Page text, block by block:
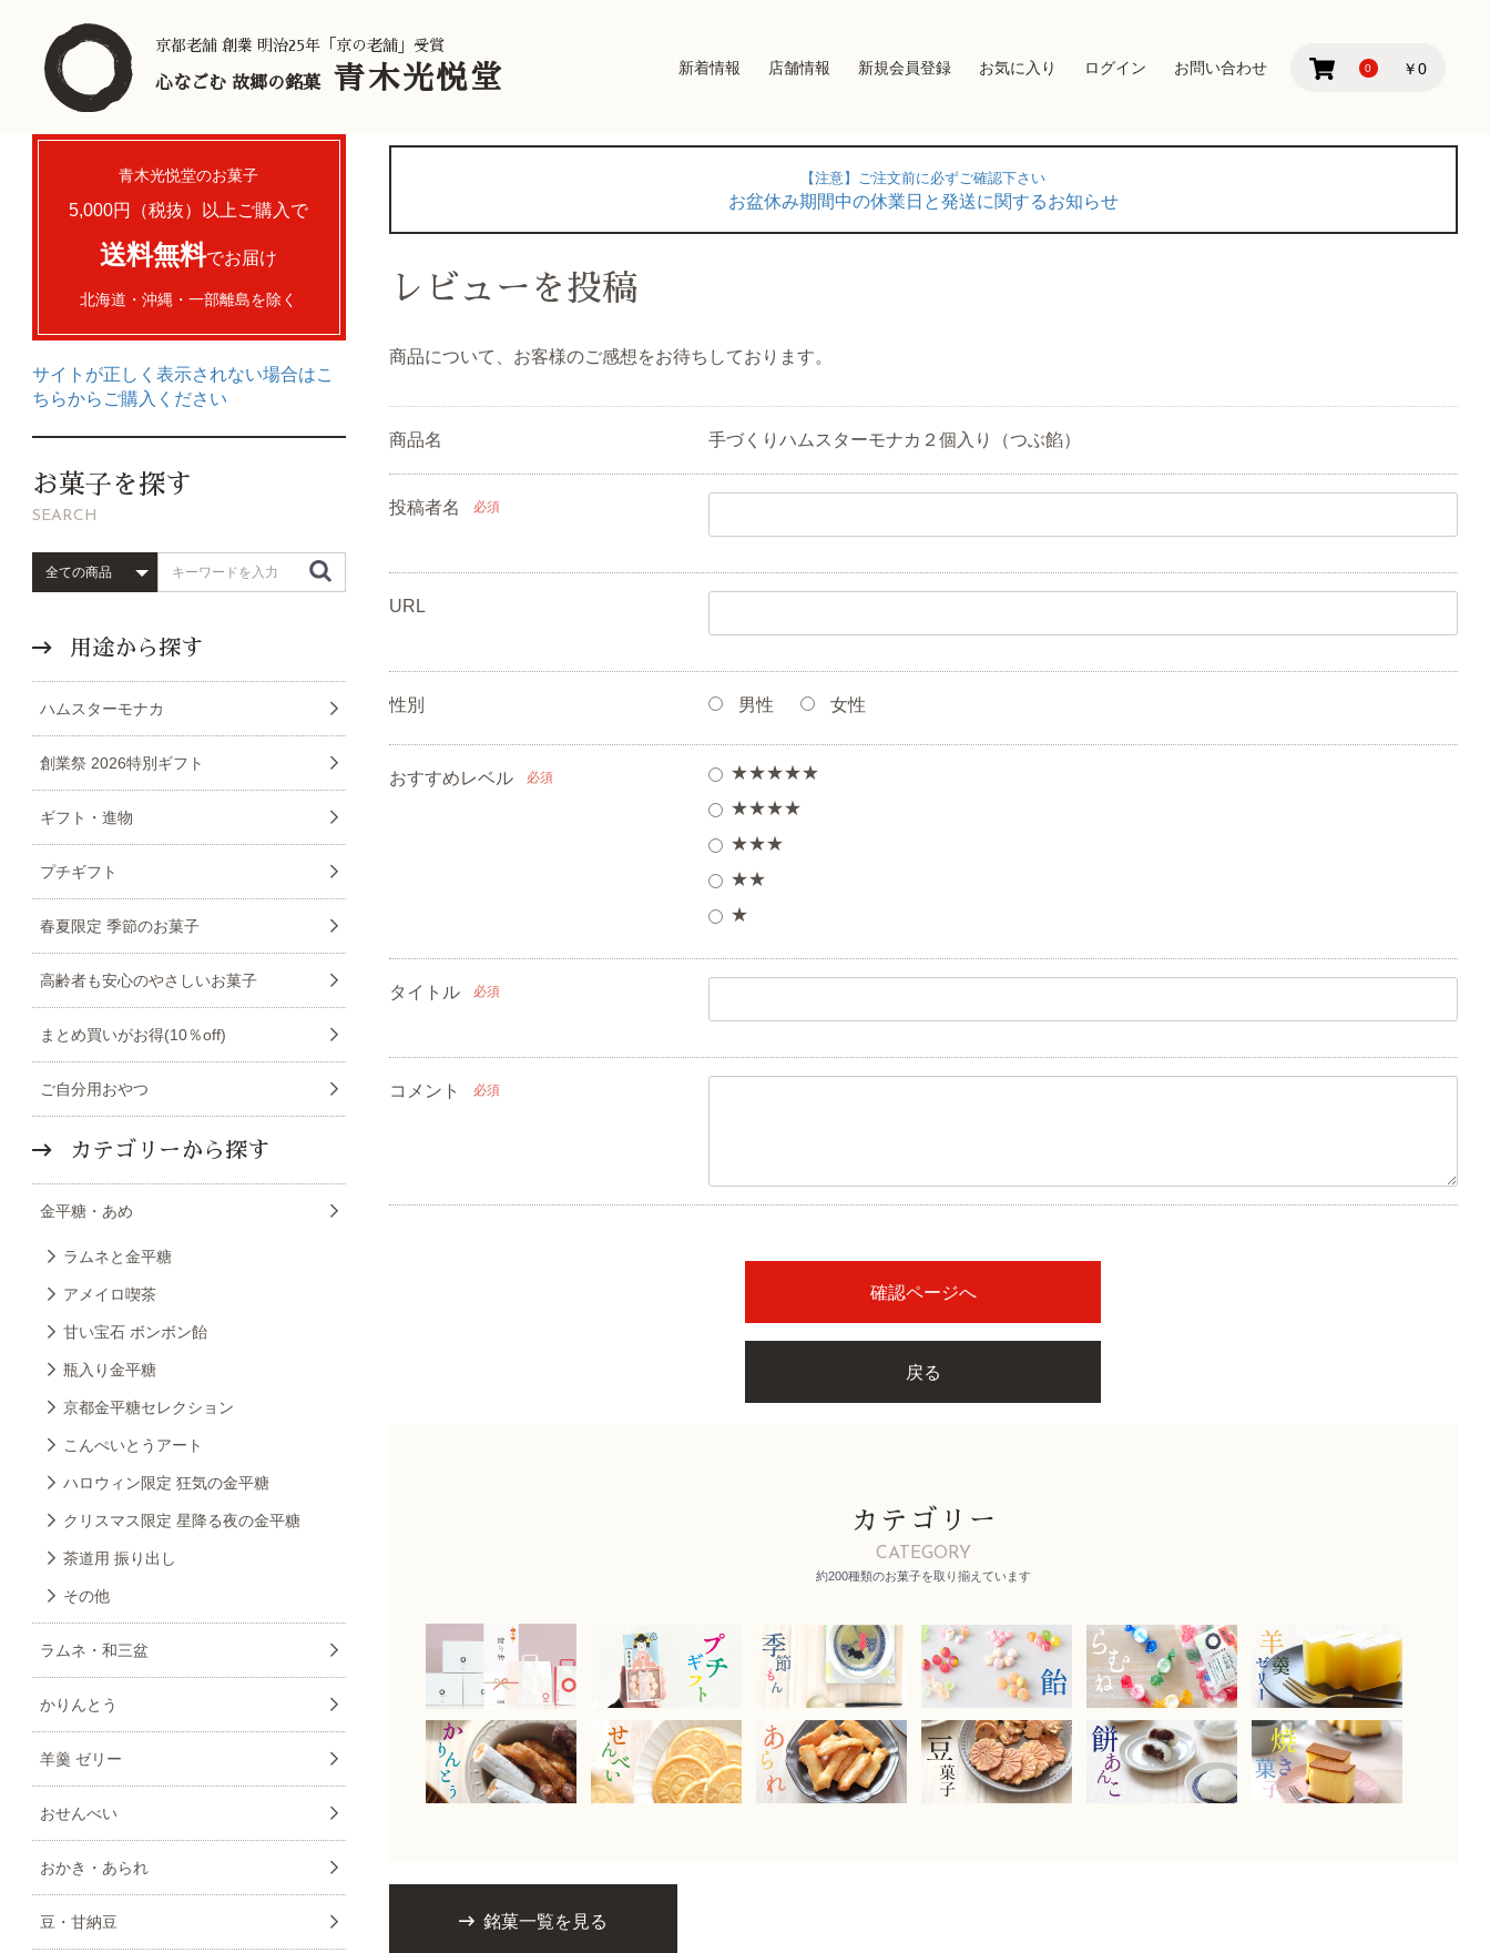
京都老舗 創業 明治25年「京の老舗」受賞
心なごむ 故郷の銘菓 青木光悦堂 新着情報 店舗情報 新規会員登録 お気に入り ログイン お問い合わせ 0 ￥0
青木光悦堂のお菓子
5,000円（税抜）以上 ご購入で
送料無料でお届け
北海道・沖縄・一部離島を除く
サイトが正しく表示されない場合はこ
ちらからご購入ください
お菓子を探す
SEARCH
用途から探す
ハムスターモナカ
創業祭 2026特別ギフト
ギフト・進物
プチギフト
春夏限定 季節のお菓子
高齢者も安心のやさしいお菓子
まとめ買いがお得(10％off)
ご自分用おやつ
カテゴリーから探す
金平糖・あめ
ラムネと金平糖
アメイロ喫茶
甘い宝石 ボンボン飴
瓶入り金平糖
京都金平糖セレクション
こんぺいとうアート
ハロウィン限定 狂気の金平糖
クリスマス限定 星降る夜の金平糖
茶道用 振り出し
その他
ラムネ・和三盆
かりんとう
羊羹 ゼリー
おせんべい
おかき・あられ
豆・甘納豆
【注意】ご注文前に必ずご確認下さい
お盆休み期間中の休業日と発送に関するお知らせ
レビューを投稿
商品について、お客様のご感想をお待ちしております。
商品名 手づくりハムスターモナカ２個入り（つぶ餡）
投稿者名 必須
URL
性別 男性 女性
おすすめレベル 必須
★★★★★
★★★★
★★★
★★
★
タイトル 必須
コメント 必須
確認ページへ
戻る
カテゴリー
CATEGORY
約200種類のお菓子を取り揃えています
銘菓一覧を見る